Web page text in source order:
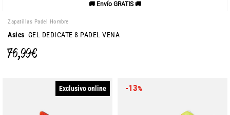
🚚 Envío GRATIS 🚚
Zapatillas Padel Hombre
Asics GEL DEDICATE 8 PADEL VENA
76,99 €
Exclusivo online -13%